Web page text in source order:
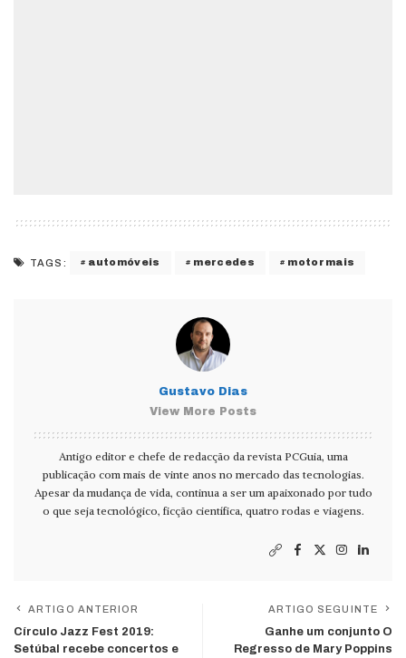
TAGS: automóveis mercedes motormais
Gustavo Dias
View More Posts
Antigo editor e chefe de redacção da revista PCGuia, uma
publicação com mais de vinte anos no mercado das tecnologias.
Apesar da mudança de vida, continua a ser um apaixonado por tudo
o que seja tecnológico, ficção científica, quatro rodas e viagens.
ARTIGO ANTERIOR
Círculo Jazz Fest 2019:
Setúbal recebe concertos e
ARTIGO SEGUINTE
Ganhe um conjunto O
Regresso de Mary Poppins